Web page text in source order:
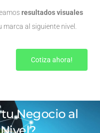
resultados visuales
marca al siguiente nivel.
Cotiza ahora!
Negocio al